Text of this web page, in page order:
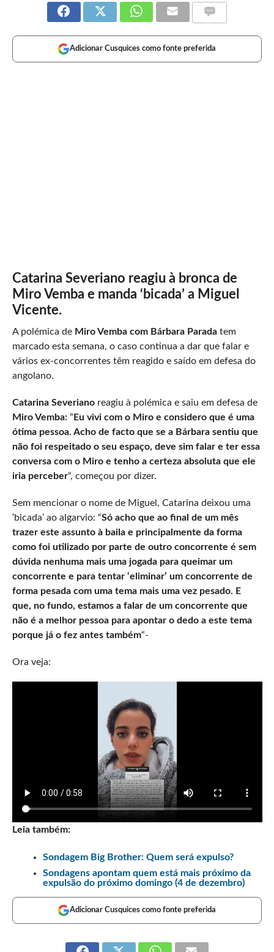
Adicionar Cusquices como fonte preferida
Catarina Severiano reagiu à bronca de
Miro Vemba e manda ‘bicada’ a Miguel
Vicente.
A polémica de Miro Vemba com Bárbara Parada tem
marcado esta semana, o caso continua a dar que falar e
vários ex-concorrentes têm reagido e saído em defesa do
angolano.
Catarina Severianoreagiu à polémica e saiu em defesa de
Miro Vemba:“ Eu vivi com o Miro e considero que é uma
ótima pessoa. Acho de facto que se a Bárbara sentiu que
não foi respeitado o seu espaço, deve sim falar e ter essa
conversa com o Miro e tenho a certeza absoluta que ele
iria perceber“, começou por dizer.
Sem mencionar o nome de Miguel, Catarina deixou uma
‘bicada’ ao algarvio: “Só acho que ao final de um mês
trazer este assunto à baila e principalmente da forma
como foi utilizado por parte de outro concorrente é sem
dúvida nenhuma mais uma jogada para queimar um
concorrente e para tentar ‘eliminar’ um concorrente de
forma pesada com uma tema mais uma vez pesado. E
que, no fundo, estamos a falar de um concorrente que
não é a melhor pessoa para apontar o dedo a este tema
porque já o fez antes também“-
Ora veja:
Leia também:
Sondagem Big Brother: Quem será expulso?
Sondagens apontam quem está mais próximo da
expulsão do próximo domingo (4 de dezembro)
Adicionar Cusquices como fonte preferida